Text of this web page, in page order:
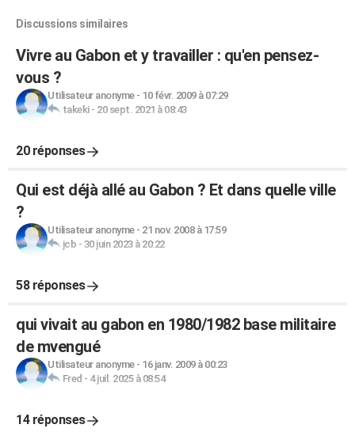
Discussions similaires
Vivre au Gabon et y travailler : qu'en pensez-
vous ?
Utilisateur anonyme- 10 févr. 2009 à 07:29
takeki- 20 sept. 2021 à 08:43
20 réponses
Qui est déjà allé au Gabon ? Et dans quelle ville
?
Utilisateur anonyme- 21 nov. 2008 à 17:59
jcb - 30 juin 2023 à 20:22
58 réponses
qui vivait au gabon en 1980/1982 base militaire
de mvengué
Utilisateur anonyme- 16 janv. 2009 à 00:23
Fred - 4 juil. 2025 à 08:54
14 réponses